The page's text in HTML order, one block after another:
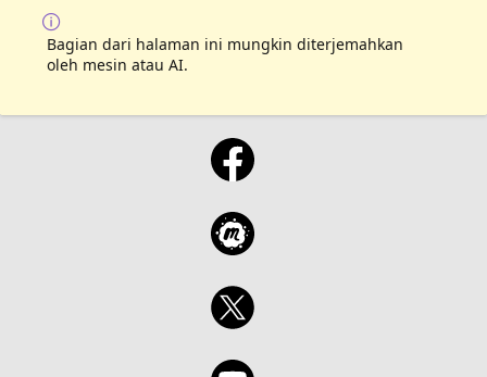
Bagian dari halaman ini mungkin diterjemahkan
oleh mesin atau AI.